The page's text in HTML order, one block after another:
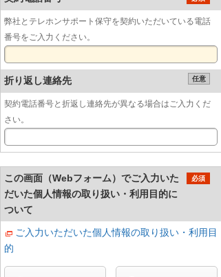
弊社とテレホンサポート保守を契約いただいている電話
番号をご入力ください。
折り返し連絡先 任意
契約電話番号と折返し連絡先が異なる場合はご入力くだ
さい。
この画面（Webフォーム）でご入力いた
だいた個人情報の取り扱い・利用目的に
ついて
必須
ご入力いただいた個人情報の取り扱い・利用目
的